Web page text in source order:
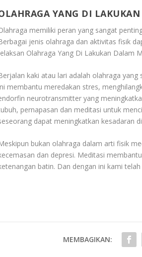
YANG DI
memiliki peran yang sangat
jenis olahraga dan aktivitas fisik
Olahraga Yang Di Lakukan Dalam
kaki atau lari adalah olahraga
membantu meredakan stres,
neurotransmitter yang
pernapasan dan meditasi untuk
dapat meningkatkan kesadaran
bukan olahraga dalam arti fisik
dan depresi. Meditasi
batin. Dan dengan ini kami
MEMBAGIKAN: